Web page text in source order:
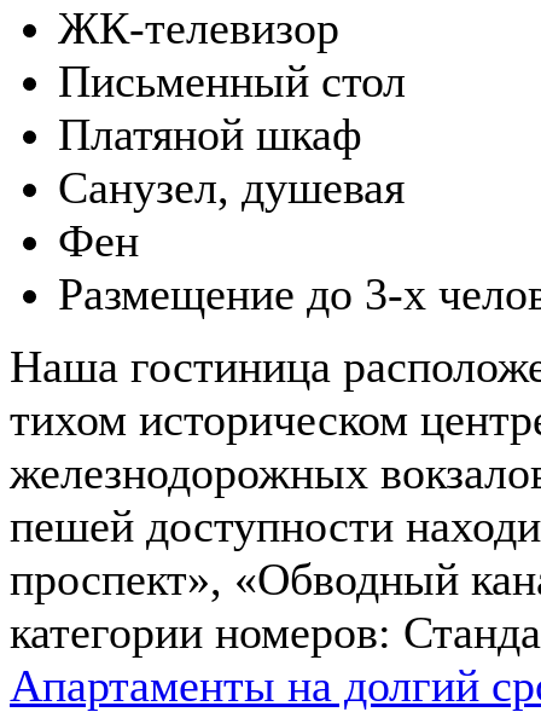
ЖК-телевизор
Письменный стол
Платяной шкаф
Санузел, душевая
Фен
Размещение до 3-х
Наша гостиница
тихом историческом
железнодорожных
пешей доступности
проспект», «Обводный
категории номеров:
Апартаменты на долгий